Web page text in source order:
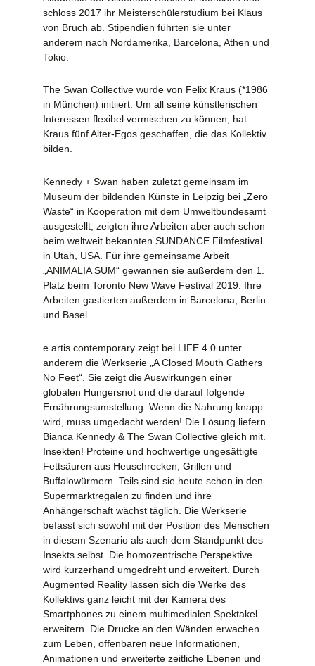
schloss 2017 ihr Meisterschülerstudium bei Klaus
von Bruch ab. Stipendien führten sie unter
anderem nach Nordamerika, Barcelona, Athen und
Tokio.
The Swan Collective wurde von Felix Kraus (*1986
in München) initiiert. Um all seine künstlerischen
Interessen flexibel vermischen zu können, hat
Kraus fünf Alter-Egos geschaffen, die das Kollektiv
bilden.
Kennedy + Swan haben zuletzt gemeinsam im
Museum der bildenden Künste in Leipzig bei „Zero
Waste“ in Kooperation mit dem Umweltbundesamt
ausgestellt, zeigten ihre Arbeiten aber auch schon
beim weltweit bekannten SUNDANCE Filmfestival
in Utah, USA. Für ihre gemeinsame Arbeit
„ANIMALIA SUM“ gewannen sie außerdem den 1.
Platz beim Toronto New Wave Festival 2019. Ihre
Arbeiten gastierten außerdem in Barcelona, Berlin
und Basel.
e.artis contemporary zeigt bei LIFE 4.0 unter
anderem die Werkserie „A Closed Mouth Gathers
No Feet“. Sie zeigt die Auswirkungen einer
globalen Hungersnot und die darauf folgende
Ernährungsumstellung. Wenn die Nahrung knapp
wird, muss umgedacht werden! Die Lösung liefern
Bianca Kennedy & The Swan Collective gleich mit.
Insekten! Proteine und hochwertige ungesättigte
Fettsäuren aus Heuschrecken, Grillen und
Buffalowürmern. Teils sind sie heute schon in den
Supermarktregalen zu finden und ihre
Anhängerschaft wächst täglich. Die Werkserie
befasst sich sowohl mit der Position des Menschen
in diesem Szenario als auch dem Standpunkt des
Insekts selbst. Die homozentrische Perspektive
wird kurzerhand umgedreht und erweitert. Durch
Augmented Reality lassen sich die Werke des
Kollektivs ganz leicht mit der Kamera des
Smartphones zu einem multimedialen Spektakel
erweitern. Die Drucke an den Wänden erwachen
zum Leben, offenbaren neue Informationen,
Animationen und erweiterte zeitliche Ebenen und